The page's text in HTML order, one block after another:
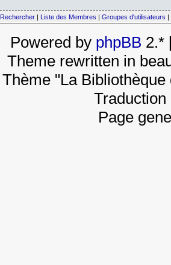
Rechercher | Liste des Membres | Groupes d'utilisateurs |
Powered by phpBB 2.*
Theme rewritten in
Thème "La
Page